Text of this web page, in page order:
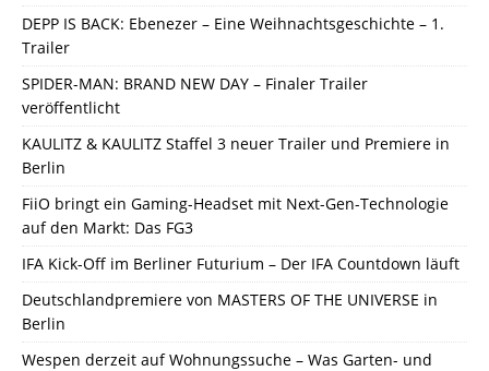
DEPP IS BACK: Ebenezer – Eine Weihnachtsgeschichte – 1.
Trailer
SPIDER-MAN: BRAND NEW DAY – Finaler Trailer
veröffentlicht
KAULITZ & KAULITZ Staffel 3 neuer Trailer und Premiere in
Berlin
FiiO bringt ein Gaming-Headset mit Next-Gen-Technologie
auf den Markt: Das FG3
IFA Kick-Off im Berliner Futurium – Der IFA Countdown läuft
Deutschlandpremiere von MASTERS OF THE UNIVERSE in
Berlin
Wespen derzeit auf Wohnungssuche – Was Garten- und